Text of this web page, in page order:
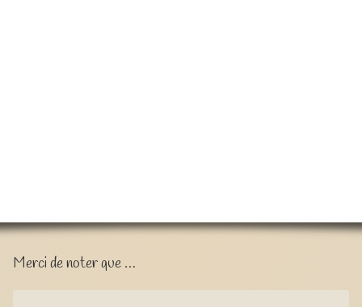
Merci de noter que …